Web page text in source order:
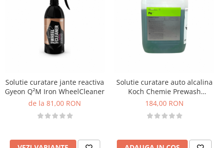
Solutie curatare jante reactiva
Gyeon Q²M Iron WheelCleaner
de la 81,00 RON
Solutie curatare auto alcalina
Koch Chemie Prewash
Express, Pe, 5L
184,00 RON